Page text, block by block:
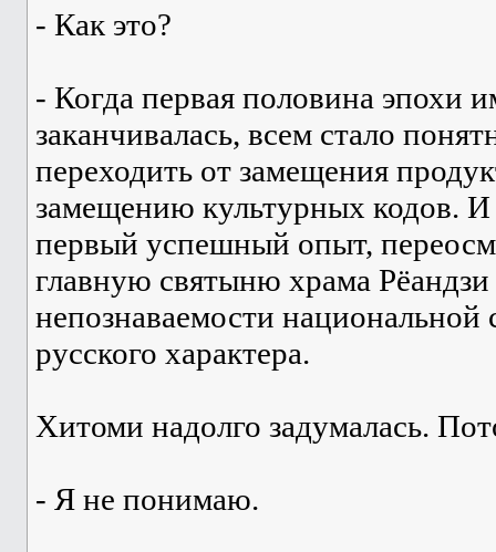
- Как это?
- Когда первая половина эпохи
заканчивалась, всем стало
переходить от замещения
замещению культурных кодов. И
первый успешный опыт,
главную святыню храма
непознаваемости национальной
русского характера.
Хитоми надолго задумалась.
- Я не понимаю.